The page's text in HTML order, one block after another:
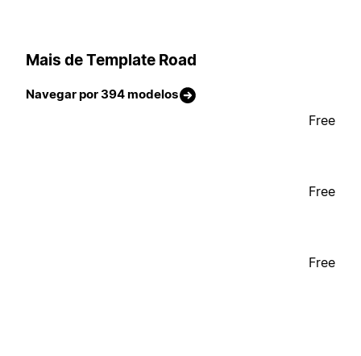
Mais de Template Road
Navegar por 394 modelos
Free
Free
Free